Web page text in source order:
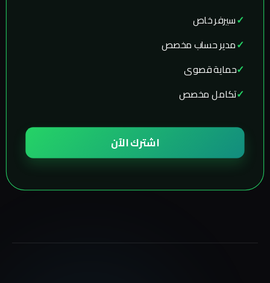
سيرفر خاص
مدير حساب مخصص
حماية قصوى
تكامل مخصص
اشترك الآن